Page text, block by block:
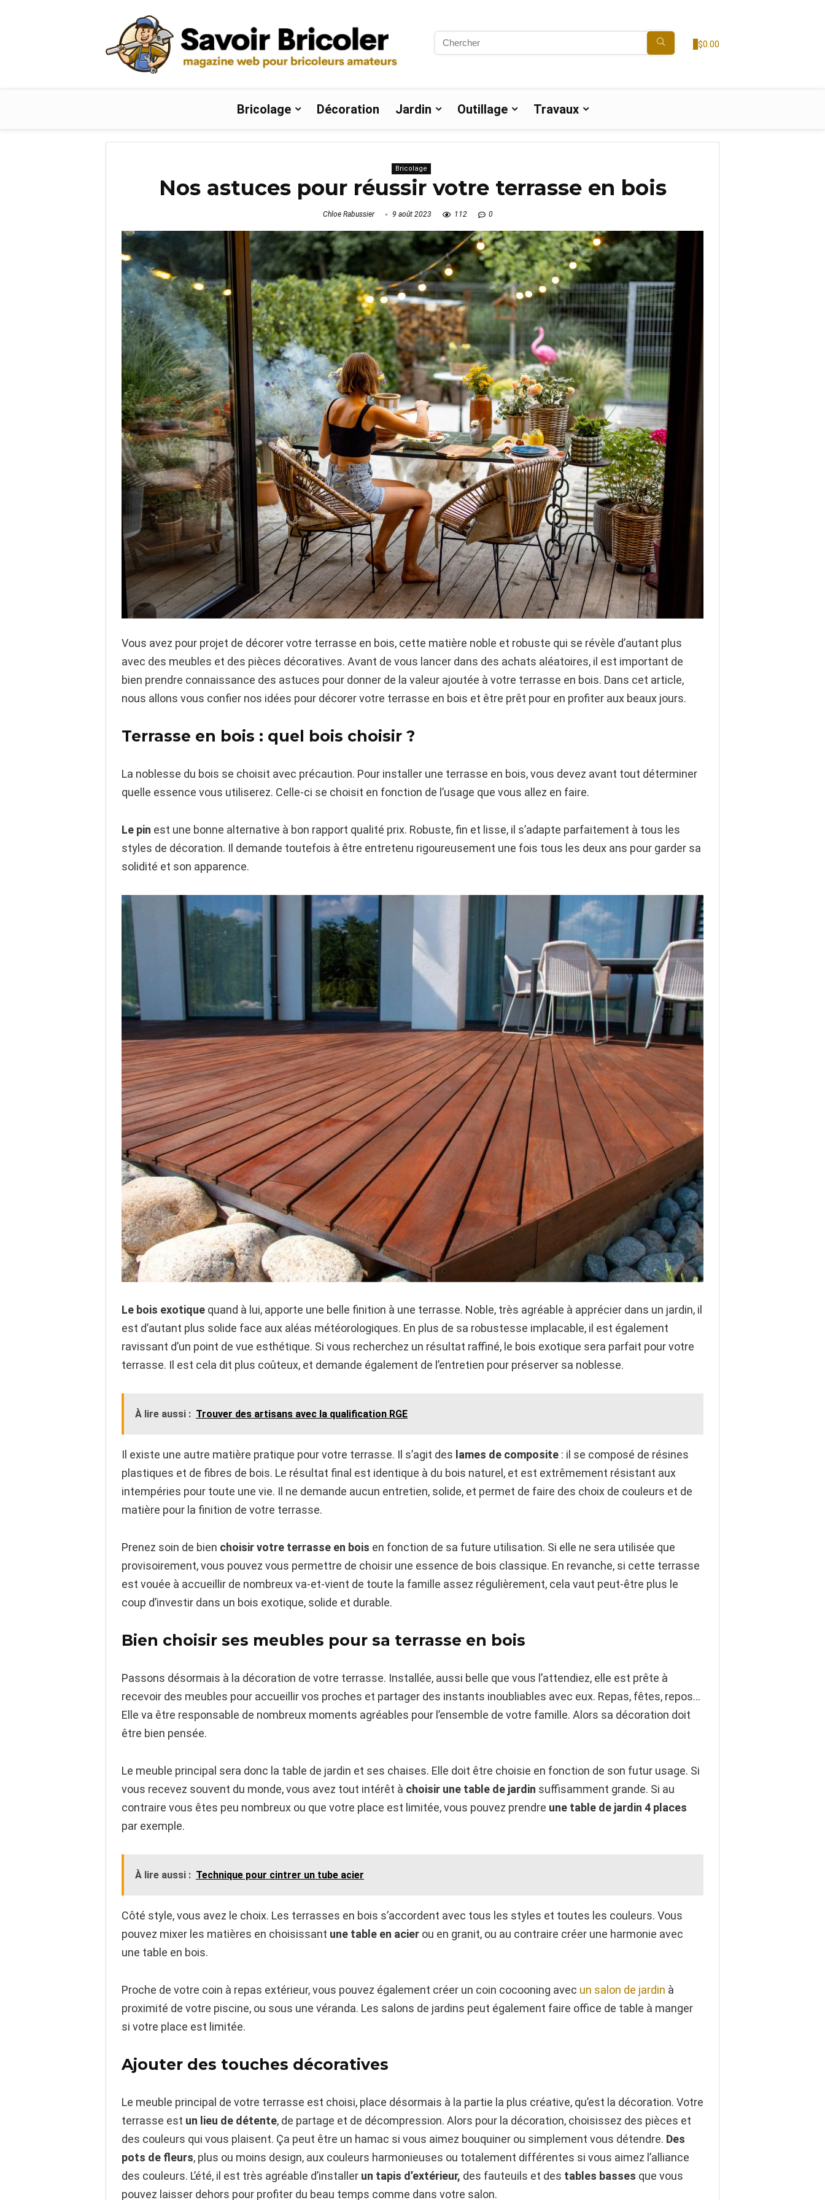
Search
for:
$0.00
Bricolage Décoration Jardin Outillage Travaux
Bricolage
Nos astuces pour réussir votre terrasse en bois
Chloe Rabussier 9 août 2023 112 0
Vous avez pour projet de décorer votre terrasse en bois, cette matière noble et robuste qui se révèle d’autant plus
avec des meubles et des pièces décoratives. Avant de vous lancer dans des achats aléatoires, il est important de
bien prendre connaissance des astuces pour donner de la valeur ajoutée à votre terrasse en bois. Dans cet article,
nous allons vous confier nos idées pour décorer votre terrasse en bois et être prêt pour en profiter aux beaux jours.
Terrasse en bois : quel bois choisir ?
La noblesse du bois se choisit avec précaution. Pour installer une terrasse en bois, vous devez avant tout déterminer
quelle essence vous utiliserez. Celle-ci se choisit en fonction de l’usage que vous allez en faire.
Le pin est une bonne alternative à bon rapport qualité prix. Robuste, fin et lisse, il s’adapte parfaitement à tous les
styles de décoration. Il demande toutefois à être entretenu rigoureusement une fois tous les deux ans pour garder sa
solidité et son apparence.
Le bois exotique quand à lui, apporte une belle finition à une terrasse. Noble, très agréable à apprécier dans un jardin, il
est d’autant plus solide face aux aléas météorologiques. En plus de sa robustesse implacable, il est également
ravissant d’un point de vue esthétique. Si vous recherchez un résultat raffiné, le bois exotique sera parfait pour votre
terrasse. Il est cela dit plus coûteux, et demande également de l’entretien pour préserver sa noblesse.
À lire aussi : Trouver des artisans avec la qualification RGE
Il existe une autre matière pratique pour votre terrasse. Il s’agit des lames de composite : il se composé de résines
plastiques et de fibres de bois. Le résultat final est identique à du bois naturel, et est extrêmement résistant aux
intempéries pour toute une vie. Il ne demande aucun entretien, solide, et permet de faire des choix de couleurs et de
matière pour la finition de votre terrasse.
Prenez soin de bien choisir votre terrasse en bois en fonction de sa future utilisation. Si elle ne sera utilisée que
provisoirement, vous pouvez vous permettre de choisir une essence de bois classique. En revanche, si cette terrasse
est vouée à accueillir de nombreux va-et-vient de toute la famille assez régulièrement, cela vaut peut-être plus le
coup d’investir dans un bois exotique, solide et durable.
Bien choisir ses meubles pour sa terrasse en bois
Passons désormais à la décoration de votre terrasse. Installée, aussi belle que vous l’attendiez, elle est prête à
recevoir des meubles pour accueillir vos proches et partager des instants inoubliables avec eux. Repas, fêtes, repos…
Elle va être responsable de nombreux moments agréables pour l’ensemble de votre famille. Alors sa décoration doit
être bien pensée.
Le meuble principal sera donc la table de jardin et ses chaises. Elle doit être choisie en fonction de son futur usage. Si
vous recevez souvent du monde, vous avez tout intérêt à choisir une table de jardin suffisamment grande. Si au
contraire vous êtes peu nombreux ou que votre place est limitée, vous pouvez prendre une table de jardin 4 places
par exemple.
À lire aussi : Technique pour cintrer un tube acier
Côté style, vous avez le choix. Les terrasses en bois s’accordent avec tous les styles et toutes les couleurs. Vous
pouvez mixer les matières en choisissant une table en acier ou en granit, ou au contraire créer une harmonie avec
une table en bois.
Proche de votre coin à repas extérieur, vous pouvez également créer un coin cocooning avec un salon de jardin à
proximité de votre piscine, ou sous une véranda. Les salons de jardins peut également faire office de table à manger
si votre place est limitée.
Ajouter des touches décoratives
Le meuble principal de votre terrasse est choisi, place désormais à la partie la plus créative, qu’est la décoration. Votre
terrasse est un lieu de détente, de partage et de décompression. Alors pour la décoration, choisissez des pièces et
des couleurs qui vous plaisent. Ça peut être un hamac si vous aimez bouquiner ou simplement vous détendre. Des
pots de fleurs, plus ou moins design, aux couleurs harmonieuses ou totalement différentes si vous aimez l’alliance
des couleurs. L’été, il est très agréable d’installer un tapis d’extérieur, des fauteuils et des tables basses que vous
pouvez laisser dehors pour profiter du beau temps comme dans votre salon.